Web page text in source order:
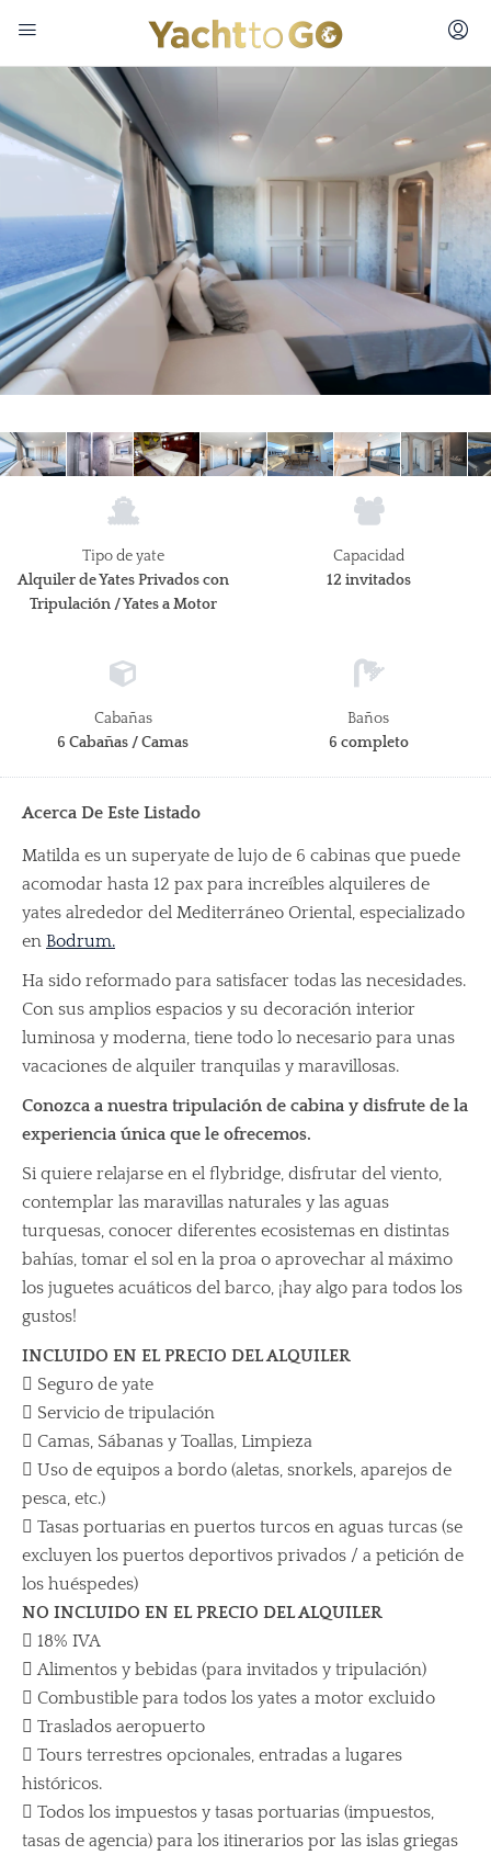
Tipo de yate
Alquiler de Yates Privados con
Tripulación / Yates a Motor
Capacidad
12 invitados
Cabañas
6 Cabañas / Camas
Baños
6 completo
Acerca De Este Listado
Matilda es un superyate de lujo de 6 cabinas que puede
acomodar hasta 12 pax para increíbles alquileres de
yates alrededor del Mediterráneo Oriental, especializado
en Bodrum.
Ha sido reformado para satisfacer todas las necesidades.
Con sus amplios espacios y su decoración interior
luminosa y moderna, tiene todo lo necesario para unas
vacaciones de alquiler tranquilas y maravillosas.
Conozca a nuestra tripulación de cabina y disfrute de la
experiencia única que le ofrecemos.
Si quiere relajarse en el flybridge, disfrutar del viento,
contemplar las maravillas naturales y las aguas
turquesas, conocer diferentes ecosistemas en distintas
bahías, tomar el sol en la proa o aprovechar al máximo
los juguetes acuáticos del barco, ¡hay algo para todos los
gustos!
INCLUIDO EN EL PRECIO DEL ALQUILER
 Seguro de yate
 Servicio de tripulación
 Camas, Sábanas y Toallas, Limpieza
 Uso de equipos a bordo (aletas, snorkels, aparejos de
pesca, etc.)
 Tasas portuarias en puertos turcos en aguas turcas (se
excluyen los puertos deportivos privados / a petición de
los huéspedes)
NO INCLUIDO EN EL PRECIO DEL ALQUILER
 18% IVA
 Alimentos y bebidas (para invitados y tripulación)
 Combustible para todos los yates a motor excluido
 Traslados aeropuerto
 Tours terrestres opcionales, entradas a lugares
históricos.
 Todos los impuestos y tasas portuarias (impuestos,
tasas de agencia) para los itinerarios por las islas griegas